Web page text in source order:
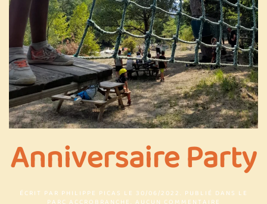
Anniversaire Party
ÉCRIT PAR PHILIPPE PICAS LE 30/06/2022. PUBLIÉ DANS LE